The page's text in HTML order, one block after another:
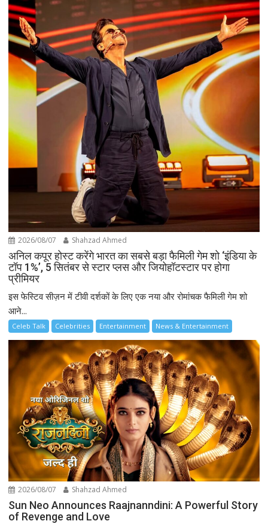
2026/08/07 Shahzad Ahmed
अनिल कपूर होस्ट करेंगे भारत का सबसे बड़ा फैमिली गेम शो ‘इंडिया के
टॉप 1%’, 5 सितंबर से स्टार प्लस और जियोहॉटस्टार पर होगा
प्रीमियर
इस फेस्टिव सीज़न में टीवी दर्शकों के लिए एक नया और रोमांचक फैमिली गेम शो
आने...
Celeb Talk Celebrities Entertainment News & Entertainment
2026/08/07 Shahzad Ahmed
Sun Neo Announces Raajnanndini: A Powerful Story
of Revenge and Love